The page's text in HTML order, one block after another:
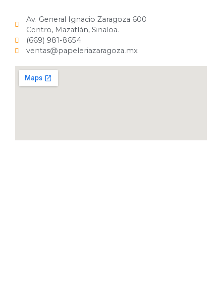
Av. General Ignacio Zaragoza 600
Centro, Mazatlán, Sinaloa.
(669) 981-8654
ventas@papeleriazaragoza.mx